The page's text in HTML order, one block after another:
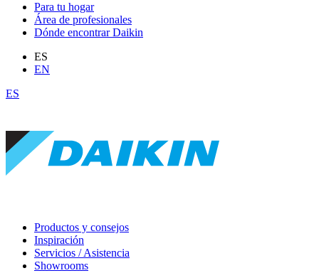
Para tu hogar
Área de profesionales
Dónde encontrar Daikin
ES
EN
ES
Productos y consejos
Inspiración
Servicios / Asistencia
Showrooms